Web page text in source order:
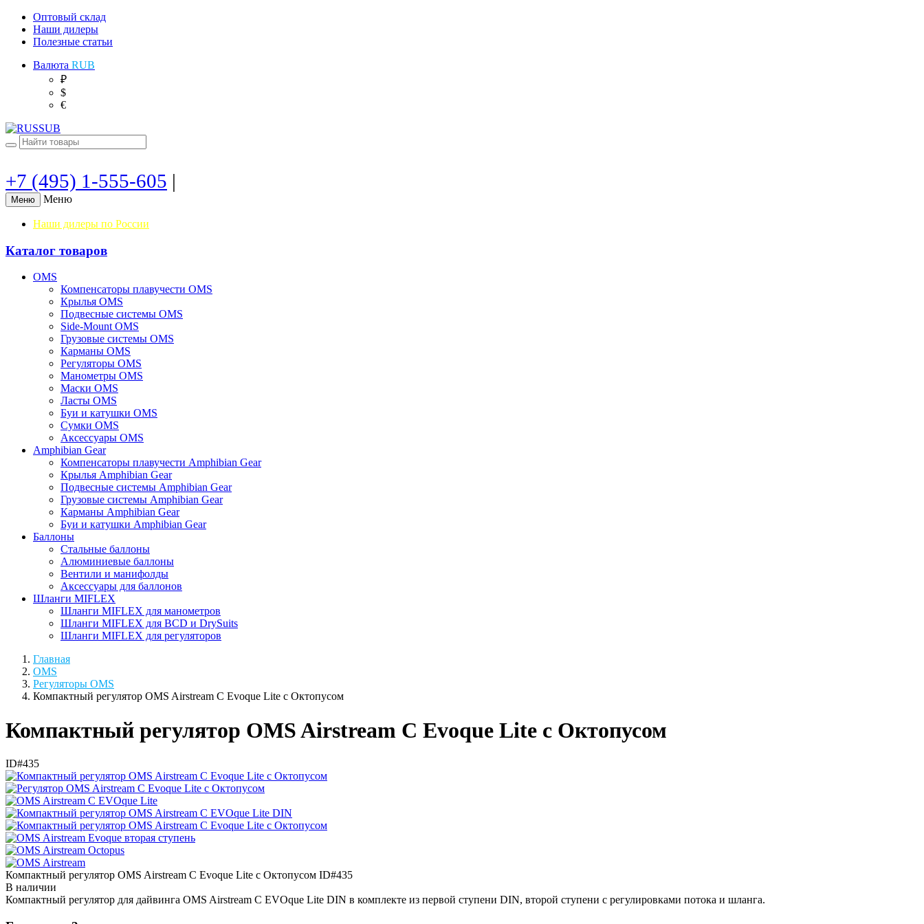
Оптовый склад
Наши дилеры
Полезные статьи
Валюта RUB
₽
$
€
+7 (495) 1-555-605 |
Меню Меню
Наши дилеры по России
Каталог товаров
OMS
Компенсаторы плавучести OMS
Крылья OMS
Подвесные системы OMS
Side-Mount OMS
Грузовые системы OMS
Карманы OMS
Регуляторы OMS
Манометры OMS
Маски OMS
Ласты OMS
Буи и катушки OMS
Сумки OMS
Аксессуары OMS
Amphibian Gear
Компенсаторы плавучести Amphibian Gear
Крылья Amphibian Gear
Подвесные системы Amphibian Gear
Грузовые системы Amphibian Gear
Карманы Amphibian Gear
Буи и катушки Amphibian Gear
Баллоны
Стальные баллоны
Алюминиевые баллоны
Вентили и манифолды
Аксессуары для баллонов
Шланги MIFLEX
Шланги MIFLEX для манометров
Шланги MIFLEX для BCD и DrySuits
Шланги MIFLEX для регуляторов
Главная
OMS
Регуляторы OMS
Компактный регулятор OMS Airstream C Evoque Lite с Октопусом
Компактный регулятор OMS Airstream C Evoque Lite с Октопусом
ID#435
Компактный регулятор OMS Airstream C Evoque Lite с Октопусом ID#435
В наличии
Компактный регулятор для дайвинга OMS Airstream C EVOque Lite DIN в комплекте из первой ступени DIN, второй ступени с регулировками потока и шланга.